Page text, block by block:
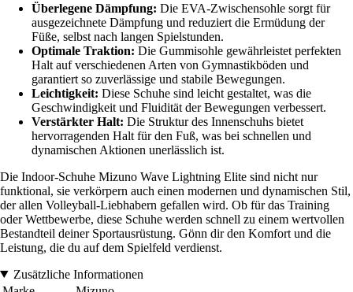
Überlegene Dämpfung: Die EVA-Zwischensohle sorgt für
ausgezeichnete Dämpfung und reduziert die Ermüdung der
Füße, selbst nach langen Spielstunden.
Optimale Traktion: Die Gummisohle gewährleistet perfekten
Halt auf verschiedenen Arten von Gymnastikböden und
garantiert so zuverlässige und stabile Bewegungen.
Leichtigkeit: Diese Schuhe sind leicht gestaltet, was die
Geschwindigkeit und Fluidität der Bewegungen verbessert.
Verstärkter Halt: Die Struktur des Innenschuhs bietet
hervorragenden Halt für den Fuß, was bei schnellen und
dynamischen Aktionen unerlässlich ist.
Die Indoor-Schuhe Mizuno Wave Lightning Elite sind nicht nur
funktional, sie verkörpern auch einen modernen und dynamischen Stil,
der allen Volleyball-Liebhabern gefallen wird. Ob für das Training
oder Wettbewerbe, diese Schuhe werden schnell zu einem wertvollen
Bestandteil deiner Sportausrüstung. Gönn dir den Komfort und die
Leistung, die du auf dem Spielfeld verdienst.
Zusätzliche Informationen